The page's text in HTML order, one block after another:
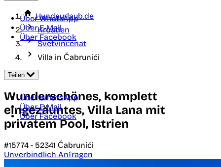
Über WhatsApp
Über E-Mail
Über Facebook
Hundeurlaub.de
Kroatien
Svetvinčenat
Villa in Čabrunići
Teilen
Über WhatsApp
Über E-Mail
Über Facebook
Wunderschönes, komplett
eingezäuntes, Villa Lana mit
privatem Pool, Istrien
#15774 - 52341 Čabrunići
Unverbindlich Anfragen